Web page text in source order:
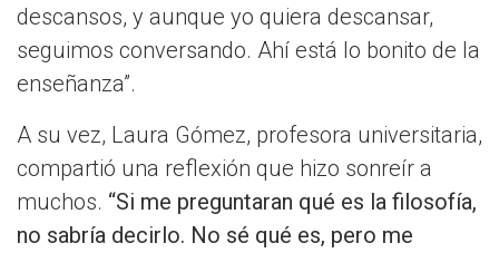
descansos, y aunque yo quiera descansar,
seguimos conversando. Ahí está lo bonito de la
enseñanza”.
A su vez, Laura Gómez, profesora universitaria,
compartió una reflexión que hizo sonreír a
muchos. “Si me preguntaran qué es la filosofía,
no sabría decirlo. No sé qué es, pero me